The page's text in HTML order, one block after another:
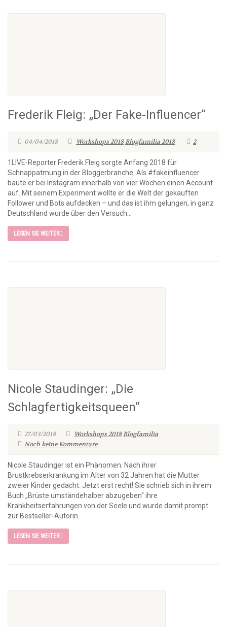
Frederik Fleig: „Der Fake-Influencer“
04/04/2018 Workshops 2018Blogfamilia 2018 2
1LIVE-Reporter Frederik Fleig sorgte Anfang 2018 für
Schnappatmung in der Bloggerbranche. Als #fakeinfluencer
baute er bei Instagram innerhalb von vier Wochen einen Account
auf. Mit seinem Experiment wollte er die Welt der gekauften
Follower und Bots aufdecken – und das ist ihm gelungen, in ganz
Deutschland wurde über den Versuch...
LESEN SIE WEITER
Nicole Staudinger: „Die
Schlagfertigkeitsqueen“
27/03/2018 Workshops 2018Blogfamilia
Noch keine Kommentare
Nicole Staudinger ist ein Phänomen. Nach ihrer
Brustkrebserkrankung im Alter von 32 Jahren hat die Mutter
zweier Kinder gedacht: Jetzt erst recht! Sie schrieb sich in ihrem
Buch „Brüste umständehalber abzugeben“ ihre
Krankheitserfahrungen von der Seele und wurde damit prompt
zur Bestseller-Autorin.
LESEN SIE WEITER